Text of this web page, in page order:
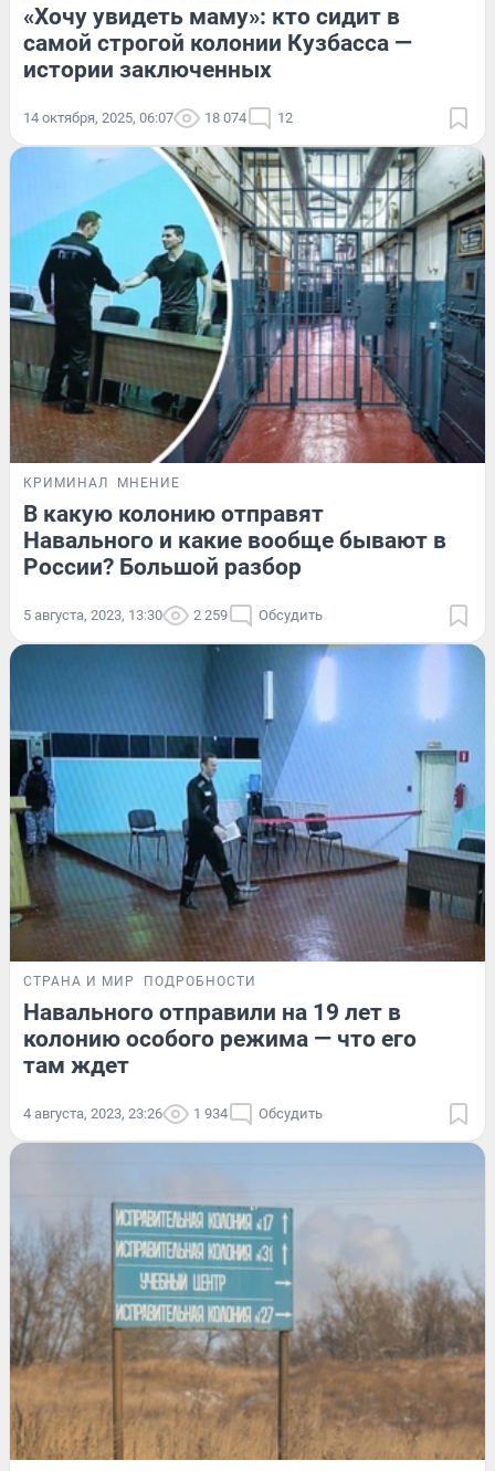
«Хочу увидеть маму»: кто сидит в
самой строгой колонии Кузбасса —
истории заключенных
14 октября, 2025, 06:07 18 074 12
КРИМИНАЛ МНЕНИЕ
В какую колонию отправят
Навального и какие вообще бывают в
России? Большой разбор
5 августа, 2023, 13:30 2 259 Обсудить
СТРАНА И МИР ПОДРОБНОСТИ
Навального отправили на 19 лет в
колонию особого режима — что его
там ждет
4 августа, 2023, 23:26 1 934 Обсудить